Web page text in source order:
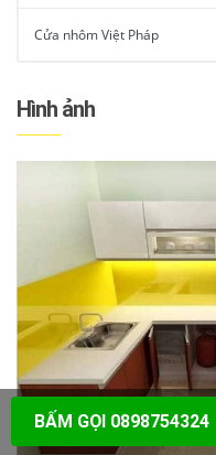
Cửa nhôm Việt Pháp
Hình ảnh
BẤM GỌI 0898754324